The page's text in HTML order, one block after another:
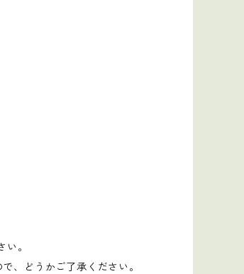
。
、どうかご了承ください。